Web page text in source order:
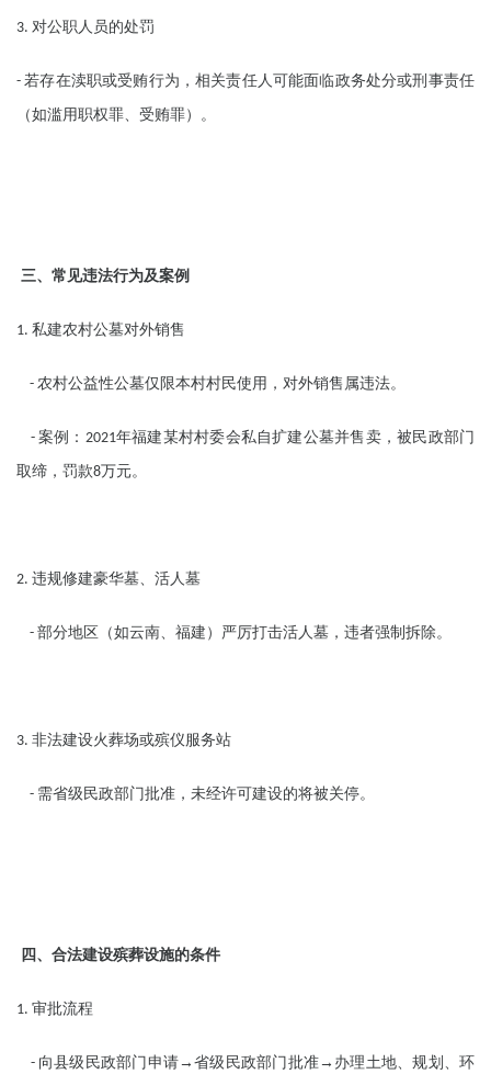
3. 对公职人员的处罚
-若存在渎职或受贿行为，相关责任人可能面临政务处分或刑事责任
（如滥用职权罪、受贿罪）。
三、常见违法行为及案例
1. 私建农村公墓对外销售
- 农村公益性公墓仅限本村村民使用，对外销售属违法。
- 案例： 2021年福建某村村委会私自扩建公墓并售卖，被民政部门
取缔，罚款8万元。
2. 违规修建豪华墓、活人墓
- 部分地区（如云南、福建）严厉打击活人墓，违者强制拆除。
3. 非法建设火葬场或殡仪服务站
- 需省级民政部门批准，未经许可建设的将被关停。
四、合法建设殡葬设施的条件
1. 审批流程
- 向县级民政部门申请→省级民政部门批准→办理土地、规划、环